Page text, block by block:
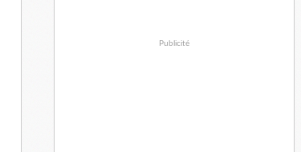
Publicité